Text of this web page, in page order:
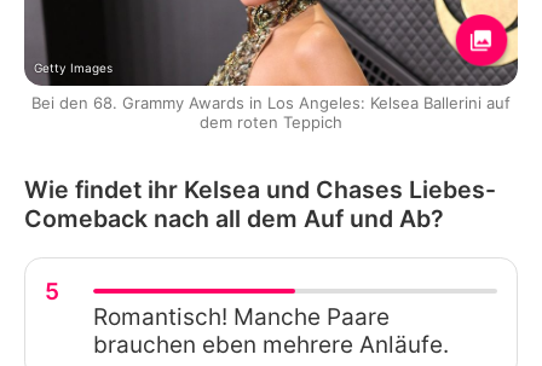
Getty Images
Bei den 68. Grammy Awards in Los Angeles: Kelsea Ballerini auf
dem roten Teppich
Wie findet ihr Kelsea und Chases Liebes-
Comeback nach all dem Auf und Ab?
5
Romantisch! Manche Paare
brauchen eben mehrere Anläufe.